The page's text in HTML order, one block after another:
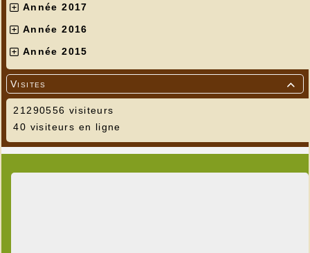
Année 2017
Année 2016
Année 2015

Visites
21290556 visiteurs
40 visiteurs en ligne